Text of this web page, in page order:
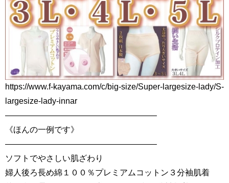
https://www.f-kayama.com/c/big-size/Super-largesize-lady/S-
largesize-lady-innar
——————————————————–
《ほんの一例です》
——————————————————–
ソフトでやさしい肌ざわり
婦人後ろ長め綿１００％プレミアムコットン３分袖肌着